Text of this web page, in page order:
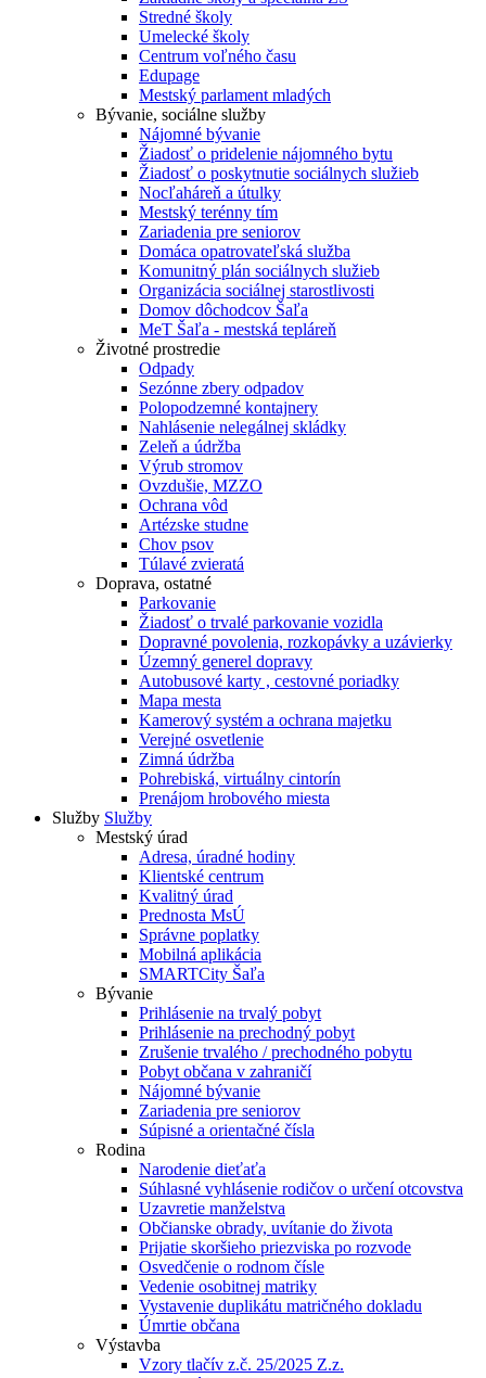
Stredné školy
Umelecké školy
Centrum voľného času
Edupage
Mestský parlament mladých
Bývanie, sociálne služby
Nájomné bývanie
Žiadosť o pridelenie nájomného bytu
Žiadosť o poskytnutie sociálnych služieb
Nocľaháreň a útulky
Mestský terénny tím
Zariadenia pre seniorov
Domáca opatrovateľská služba
Komunitný plán sociálnych služieb
Organizácia sociálnej starostlivosti
Domov dôchodcov Šaľa
MeT Šaľa - mestská tepláreň
Životné prostredie
Odpady
Sezónne zbery odpadov
Polopodzemné kontajnery
Nahlásenie nelegálnej skládky
Zeleň a údržba
Výrub stromov
Ovzdušie, MZZO
Ochrana vôd
Artézske studne
Chov psov
Túlavé zvieratá
Doprava, ostatné
Parkovanie
Žiadosť o trvalé parkovanie vozidla
Dopravné povolenia, rozkopávky a uzávierky
Územný generel dopravy
Autobusové karty , cestovné poriadky
Mapa mesta
Kamerový systém a ochrana majetku
Verejné osvetlenie
Zimná údržba
Pohrebiská, virtuálny cintorín
Prenájom hrobového miesta
Služby Služby
Mestský úrad
Adresa, úradné hodiny
Klientské centrum
Kvalitný úrad
Prednosta MsÚ
Správne poplatky
Mobilná aplikácia
SMARTCity Šaľa
Bývanie
Prihlásenie na trvalý pobyt
Prihlásenie na prechodný pobyt
Zrušenie trvalého / prechodného pobytu
Pobyt občana v zahraničí
Nájomné bývanie
Zariadenia pre seniorov
Súpisné a orientačné čísla
Rodina
Narodenie dieťaťa
Súhlasné vyhlásenie rodičov o určení otcovstva
Uzavretie manželstva
Občianske obrady, uvítanie do života
Prijatie skoršieho priezviska po rozvode
Osvedčenie o rodnom čísle
Vedenie osobitnej matriky
Vystavenie duplikátu matričného dokladu
Úmrtie občana
Výstavba
Vzory tlačív z.č. 25/2025 Z.z.